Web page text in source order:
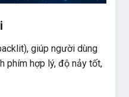
giúp người dùng
phím hợp lý, độ nảy tốt,